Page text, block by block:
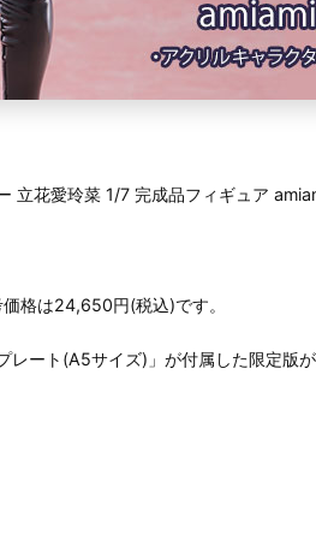
立花愛玲菜 1/7 完成品フィギュア
格は24,650円(税込)です。
ート(A5サイズ)」が付属した限定版が